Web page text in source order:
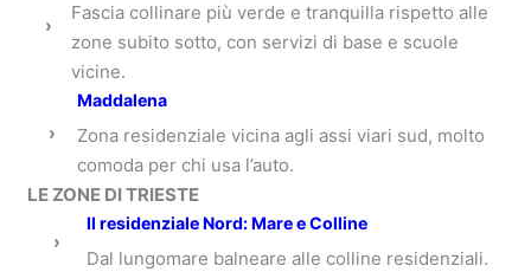
›
Fascia collinare più verde e tranquilla rispetto alle
zone subito sotto, con servizi di base e scuole
vicine.
›
Maddalena
Zona residenziale vicina agli assi viari sud, molto
comoda per chi usa l’auto.
LE ZONE DI TRIESTE
›
Il residenziale Nord: Mare e Colline
Dal lungomare balneare alle colline residenziali.